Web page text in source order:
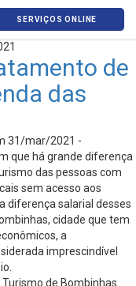
SERVIÇOS ONLINE
de
das
31/mar/2021 -
que há grande diferença
das pessoas com
sem acesso aos
diferença salarial desses
cidade que tem
a
imprescindível
de Bombinhas